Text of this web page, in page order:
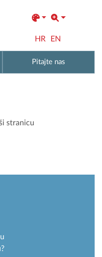
HR EN
Pitajte nas
stranicu